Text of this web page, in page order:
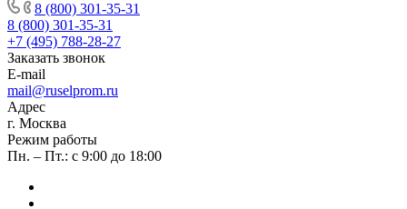
8 (800) 301-35-31
8 (800) 301-35-31
+7 (495) 788-28-27
Заказать звонок
E-mail
mail@ruselprom.ru
Адрес
г. Москва
Режим работы
Пн. – Пт.: с 9:00 до 18:00